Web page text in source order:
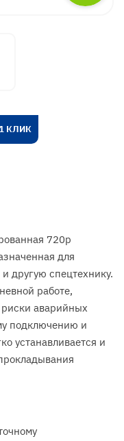
КЛИК
720p
для
другую спецтехнику.
работе,
аварийных
подключению и
устанавливается и